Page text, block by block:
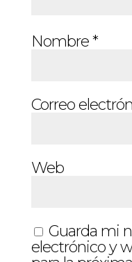
Nombre*
Correo
Web
Guarda mi
electrónico y